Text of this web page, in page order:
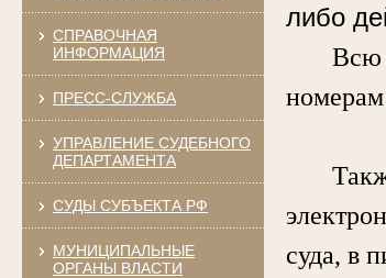
СПРАВОЧНАЯ
ИНФОРМАЦИЯ
ПРЕСС-СЛУЖБА
УПРАВЛЕНИЕ СУДЕБНОГО
ДЕПАРТАМЕНТА
СУДЫ СУБЪЕКТА РФ
МУНИЦИПАЛЬНЫЕ
ОРГАНЫ ВЛАСТИ
либо
Всю
Также
суда, в